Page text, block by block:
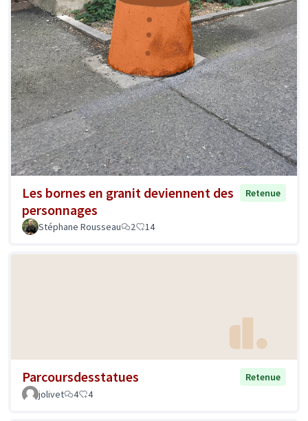
Les bornes en granit deviennent des
personnages
Retenue
Stéphane Rousseau 2 14
Parcoursdesstatues
Retenue
jolivet
4 4